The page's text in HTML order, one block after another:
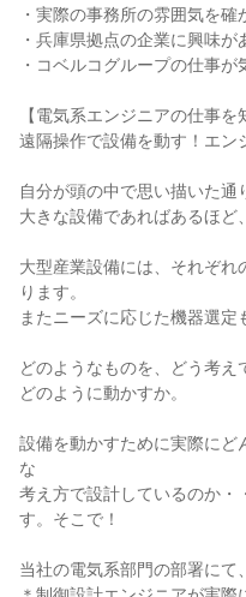
・実際の事務所の雰囲気を確
・兵庫県拠点の企業に興味が
・コベルコグループの仕事が
【電気系エンジニアの仕事を
遠隔操作で設備を動す！エン
自分が頭の中で思い描いた通
大きな設備であればあるほど
大型産業設備には、それぞれ
ります。
またニーズに応じた機器選定
どのようなものを、どう考え
どのように動かすか。
設備を動かすために実際にど
な
考え方で設計しているのか・
す。そこで！
当社の電気系部門の部署にて、